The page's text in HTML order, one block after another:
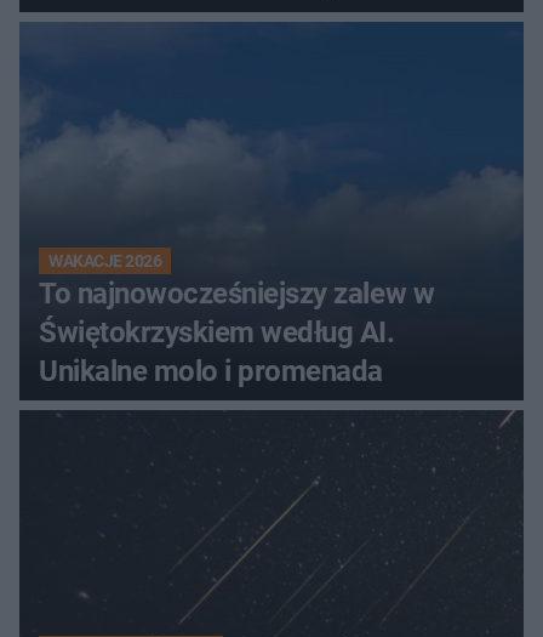
Świętokrzyskiem
WAKACJE 2026
To najnowocześniejszy zalew w
Świętokrzyskiem według AI.
Unikalne molo i promenada